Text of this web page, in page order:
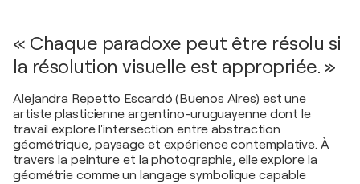
« Chaque paradoxe peut être résolu si
la résolution visuelle est appropriée. »
Alejandra Repetto Escardó (Buenos Aires) est une
artiste plasticienne argentino-uruguayenne dont le
travail explore l'intersection entre abstraction
géométrique, paysage et expérience contemplative. À
travers la peinture et la photographie, elle explore la
géométrie comme un langage symbolique capable